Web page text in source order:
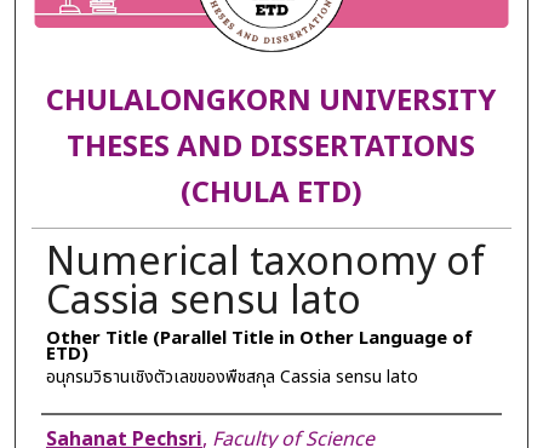
CHULALONGKORN UNIVERSITY
THESES AND DISSERTATIONS
(CHULA ETD)
Numerical taxonomy of
Cassia sensu lato
Other Title (Parallel Title in Other Language of
ETD)
อนุกรมวิธานเชิงตัวเลขของพืชสกุล Cassia sensu lato
Author
Sahanat Pechsri, Faculty of Science